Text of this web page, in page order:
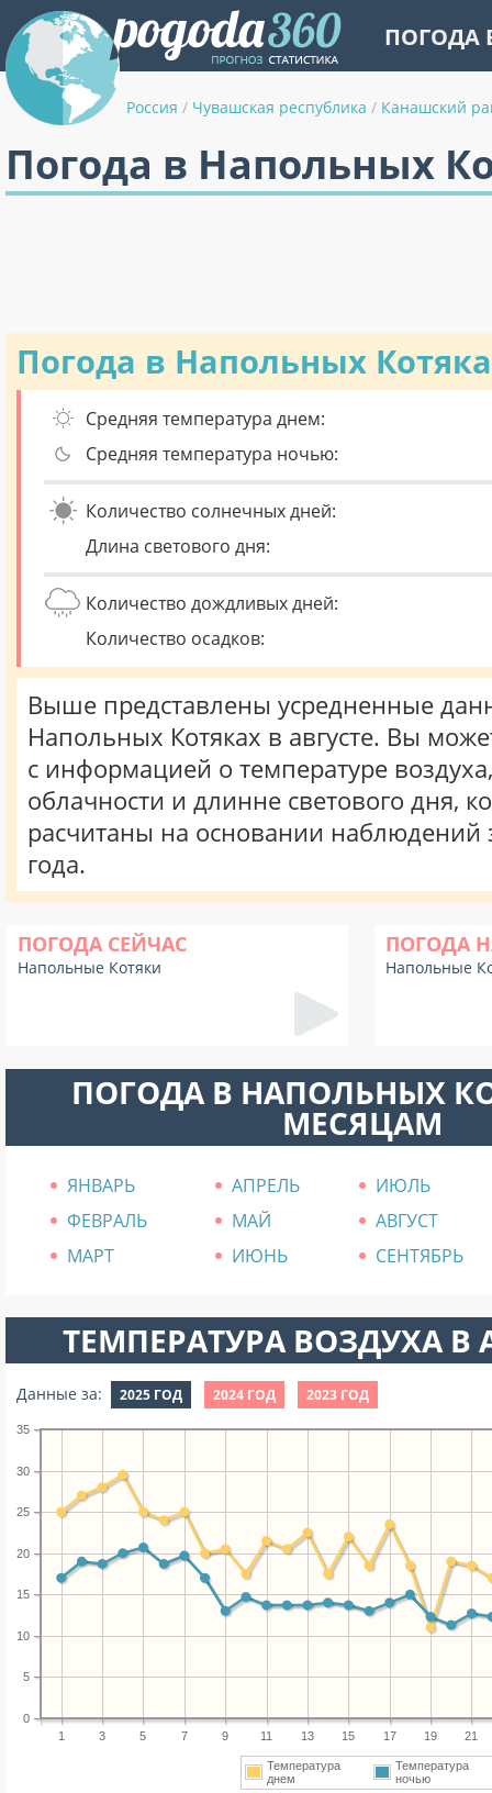
ПОГОДА
Россия / Чувашская республика / Канашский
Погода в Напольных
Погода в Напольных
Средняя температура днем:
Средняя температура ночью:
Количество солнечных дней:
Длина светового дня:
Количество дождливых дней:
Количество осадков:
Выше представлены усредненные
Напольных Котяках в августе. Вы
с информацией о температуре
облачности и длинне светового дня,
расчитаны на основании наблюдений
года.
ПОГОДА СЕЙЧАС
Напольные Котяки
ПОГОДА
Напольные
ПОГОДА В НАПОЛЬНЫХ
МЕСЯЦАМ
ЯНВАРЬ АПРЕЛЬ
ИЮЛЬ
ФЕВРАЛЬ
МАЙ
АВГУСТ
МАРТ
ИЮНЬ СЕНТЯБРЬ
ТЕМПЕРАТУРА ВОЗДУХА В
Данные за: 2025 ГОД 2024 ГОД 2023 ГОД
1 3 5 7 9 11 13 15 17 19 21
0
5
10
15
20
25
30
35
Температура
днем
Температура
ночью